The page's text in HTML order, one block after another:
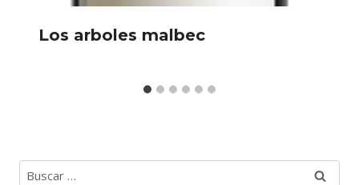
Los arboles malbec
Buscar: